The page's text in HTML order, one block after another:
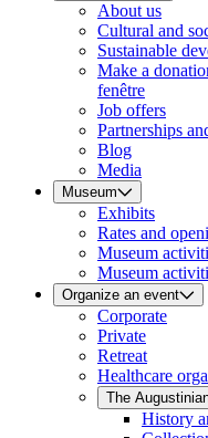
About us
Cultural and
Sustainable
Make a
fenêtre
Job offers
Partnerships
Blog
Media
Museum
Exhibits
Rates and
Museum
Museum
Organize an event
Corporate
Private
Retreat
Healthcare
The
History